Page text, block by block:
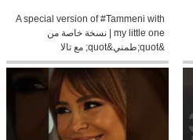
A special version of #Tammeni with
my little one | نسخة خاصة من
&quot;طمني&quot; مع تالا
#CaroleSamaha #طمني